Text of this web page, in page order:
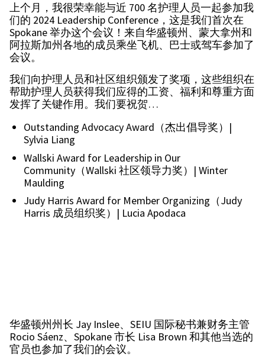
上个月，我很荣幸能与近 700 名护理人员一起参加我
们的 2024 Leadership Conference，这是我们首次在
Spokane 举办这个会议！来自华盛顿州、蒙大拿州和
阿拉斯加州各地的成员乘坐飞机、巴士或驾车参加了
会议。
我们向护理人员和社区组织颁发了奖项，这些组织在
帮助护理人员获得我们应得的工资、福利和尊重方面
发挥了关键作用。我们要祝贺…
Outstanding Advocacy Award（杰出倡导奖）|
Sylvia Liang
Wallski Award for Leadership in Our
Community（Wallski 社区领导力奖）| Winter
Maulding
Judy Harris Award for Member Organizing（Judy
Harris 成员组织奖）| Lucia Apodaca
华盛顿州州长 Jay Inslee、SEIU 国际秘书兼财务主管
Rocio Sáenz、Spokane 市长 Lisa Brown 和其他当选的
官员也参加了我们的会议。